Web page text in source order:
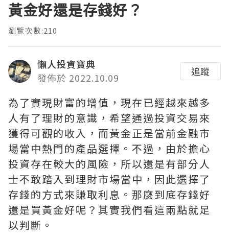
黃金好還是存錢好？
瀏覽次數:210
懶人投資寶典
發佈於 2022.10.09
追蹤
為了實現財富的增值，現在已經越來越多
人有了理財的意識，希望通過投資交易來
獲得可觀的收入，而黃金正是當前金融市
場當中熱門的產品選擇。不過，由於擔心
投資存在較大的風險，所以還是有部分人
士不敢踏入到理財市場當中，因此選擇了
存錢的方式來賺取利息。那麼到底存錢好
還是買黃金好呢？其實我們看這兩點就足
以判斷。